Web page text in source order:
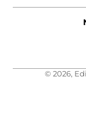
© 2026,